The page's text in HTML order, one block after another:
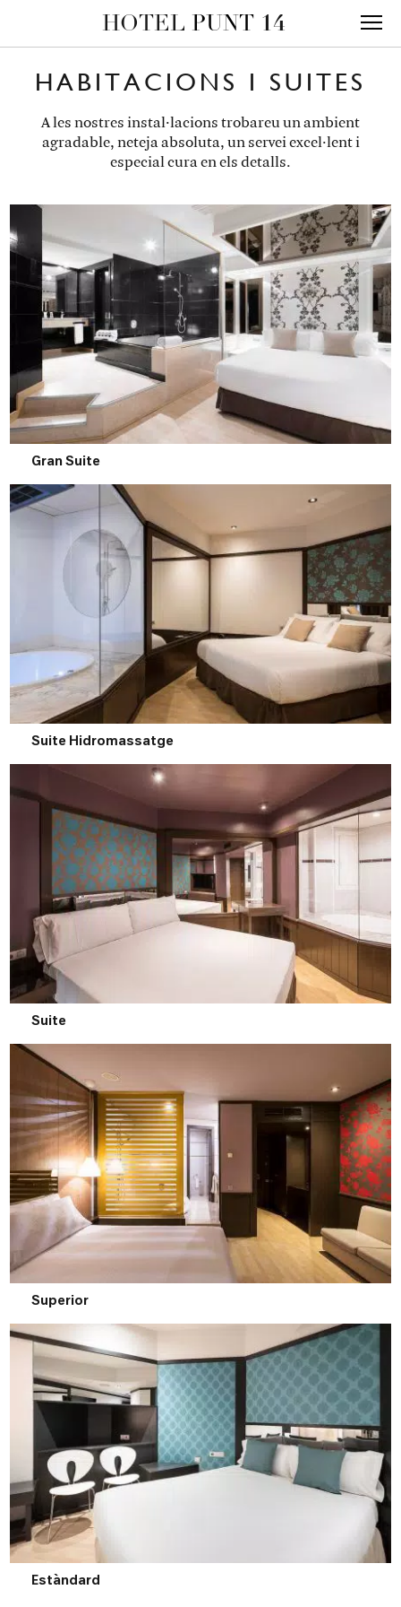
HOTEL PUNT 14
HABITACIONS I SUITES
A les nostres instal·lacions trobareu un ambient
agradable, neteja absoluta, un servei excel·lent i
especial cura en els detalls.
Gran Suite
Suite Hidromassatge
Suite
Superior
Estàndard